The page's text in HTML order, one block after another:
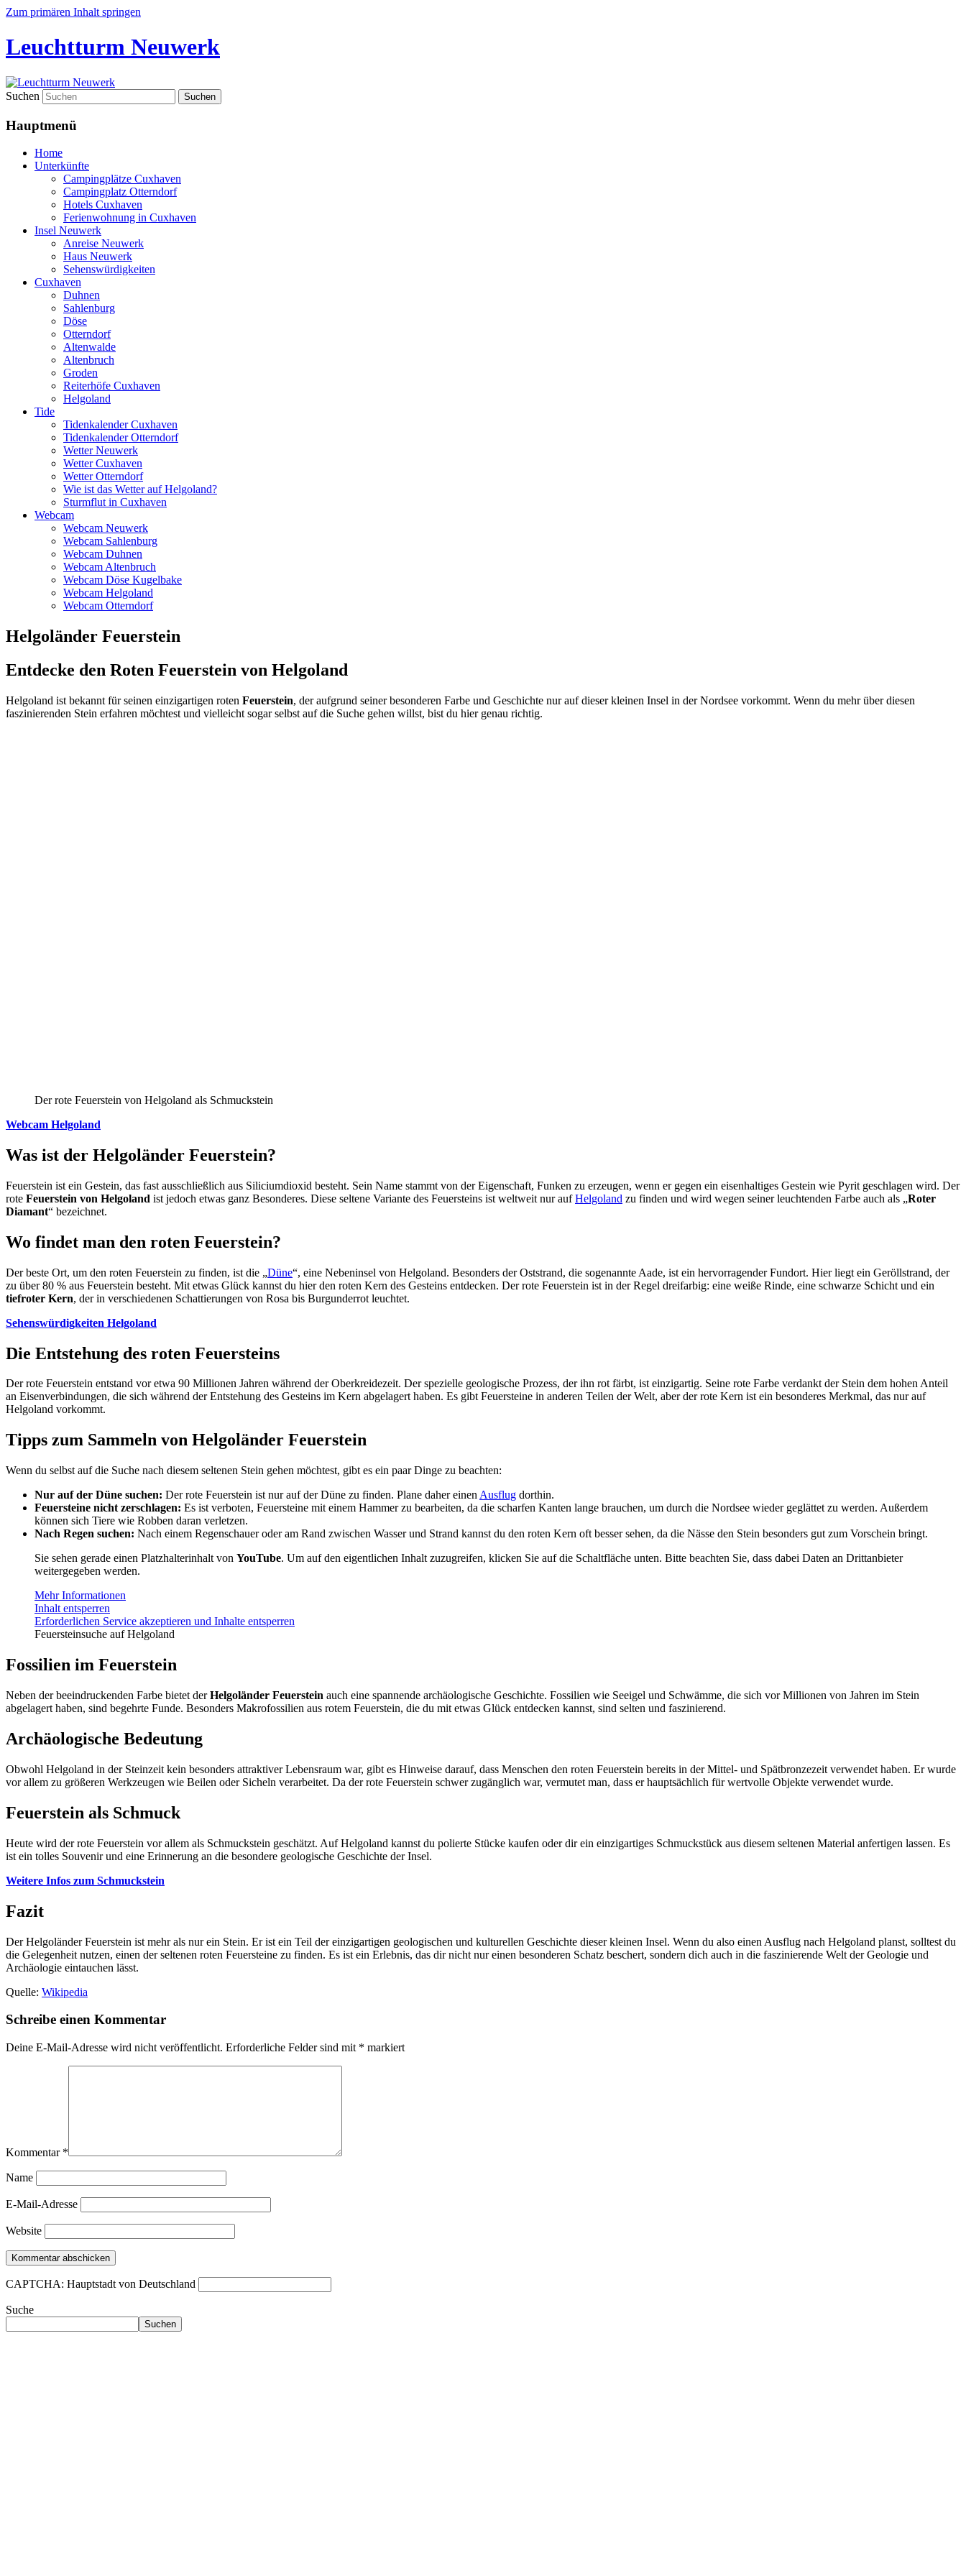
Zum primären Inhalt springen
Leuchtturm Neuwerk
Suchen
Hauptmenü
Home
Unterkünfte
Campingplätze Cuxhaven
Campingplatz Otterndorf
Hotels Cuxhaven
Ferienwohnung in Cuxhaven
Insel Neuwerk
Anreise Neuwerk
Haus Neuwerk
Sehenswürdigkeiten
Cuxhaven
Duhnen
Sahlenburg
Döse
Otterndorf
Altenwalde
Altenbruch
Groden
Reiterhöfe Cuxhaven
Helgoland
Tide
Tidenkalender Cuxhaven
Tidenkalender Otterndorf
Wetter Neuwerk
Wetter Cuxhaven
Wetter Otterndorf
Wie ist das Wetter auf Helgoland?
Sturmflut in Cuxhaven
Webcam
Webcam Neuwerk
Webcam Sahlenburg
Webcam Duhnen
Webcam Altenbruch
Webcam Döse Kugelbake
Webcam Helgoland
Webcam Otterndorf
Helgoländer Feuerstein
Entdecke den Roten Feuerstein von Helgoland
Helgoland ist bekannt für seinen einzigartigen roten Feuerstein, der aufgrund seiner besonderen Farbe und Geschichte nur auf dieser kleinen Insel in der Nordsee vorkommt. Wenn du mehr über diesen
faszinierenden Stein erfahren möchtest und vielleicht sogar selbst auf die Suche gehen willst, bist du hier genau richtig.
Der rote Feuerstein von Helgoland als Schmuckstein
Webcam Helgoland
Was ist der Helgoländer Feuerstein?
Feuerstein ist ein Gestein, das fast ausschließlich aus Siliciumdioxid besteht. Sein Name stammt von der Eigenschaft, Funken zu erzeugen, wenn er gegen ein eisenhaltiges Gestein wie Pyrit geschlagen wird. Der
rote Feuerstein von Helgoland ist jedoch etwas ganz Besonderes. Diese seltene Variante des Feuersteins ist weltweit nur aufHelgoland zu finden und wird wegen seiner leuchtenden Farbe auch als „Roter
Diamant“ bezeichnet.
Wo findet man den roten Feuerstein?
Der beste Ort, um den roten Feuerstein zu finden, ist die „Düne“, eine Nebeninsel von Helgoland. Besonders der Oststrand, die sogenannte Aade, ist ein hervorragender Fundort. Hier liegt ein Geröllstrand, der
zu über 80 % aus Feuerstein besteht. Mit etwas Glück kannst du hier den roten Kern des Gesteins entdecken. Der rote Feuerstein ist in der Regel dreifarbig: eine weiße Rinde, eine schwarze Schicht und ein
tiefroter Kern, der in verschiedenen Schattierungen von Rosa bis Burgunderrot leuchtet.
Sehenswürdigkeiten Helgoland
Die Entstehung des roten Feuersteins
Der rote Feuerstein entstand vor etwa 90 Millionen Jahren während der Oberkreidezeit. Der spezielle geologische Prozess, der ihn rot färbt, ist einzigartig. Seine rote Farbe verdankt der Stein dem hohen Anteil
an Eisenverbindungen, die sich während der Entstehung des Gesteins im Kern abgelagert haben. Es gibt Feuersteine in anderen Teilen der Welt, aber der rote Kern ist ein besonderes Merkmal, das nur auf
Helgoland vorkommt.
Tipps zum Sammeln von Helgoländer Feuerstein
Wenn du selbst auf die Suche nach diesem seltenen Stein gehen möchtest, gibt es ein paar Dinge zu beachten:
Nur auf der Düne suchen: Der rote Feuerstein ist nur auf der Düne zu finden. Plane daher einen Ausflug dorthin.
Feuersteine nicht zerschlagen: Es ist verboten, Feuersteine mit einem Hammer zu bearbeiten, da die scharfen Kanten lange brauchen, um durch die Nordsee wieder geglättet zu werden. Außerdem
können sich Tiere wie Robben daran verletzen.
Nach Regen suchen: Nach einem Regenschauer oder am Rand zwischen Wasser und Strand kannst du den roten Kern oft besser sehen, da die Nässe den Stein besonders gut zum Vorschein bringt.
Sie sehen gerade einen Platzhalterinhalt von YouTube. Um auf den eigentlichen Inhalt zuzugreifen, klicken Sie auf die Schaltfläche unten. Bitte beachten Sie, dass dabei Daten an Drittanbieter
weitergegeben werden.
Mehr Informationen
Inhalt entsperren
Erforderlichen Service akzeptieren und Inhalte entsperren
Feuersteinsuche auf Helgoland
Fossilien im Feuerstein
Neben der beeindruckenden Farbe bietet derHelgoländer Feuerstein auch eine spannende archäologische Geschichte. Fossilien wie Seeigel und Schwämme, die sich vor Millionen von Jahren im Stein
abgelagert haben, sind begehrte Funde. Besonders Makrofossilien aus rotem Feuerstein, die du mit etwas Glück entdecken kannst, sind selten und faszinierend.
Archäologische Bedeutung
Obwohl Helgoland in der Steinzeit kein besonders attraktiver Lebensraum war, gibt es Hinweise darauf, dass Menschen den roten Feuerstein bereits in der Mittel- und Spätbronzezeit verwendet haben. Er wurde
vor allem zu größeren Werkzeugen wie Beilen oder Sicheln verarbeitet. Da der rote Feuerstein schwer zugänglich war, vermutet man, dass er hauptsächlich für wertvolle Objekte verwendet wurde.
Feuerstein als Schmuck
Heute wird der rote Feuerstein vor allem als Schmuckstein geschätzt. Auf Helgoland kannst du polierte Stücke kaufen oder dir ein einzigartiges Schmuckstück aus diesem seltenen Material anfertigen lassen. Es
ist ein tolles Souvenir und eine Erinnerung an die besondere geologische Geschichte der Insel.
Weitere Infos zum Schmuckstein
Fazit
Der Helgoländer Feuerstein ist mehr als nur ein Stein. Er ist ein Teil der einzigartigen geologischen und kulturellen Geschichte dieser kleinen Insel. Wenn du also einen Ausflug nach Helgoland planst, solltest du
die Gelegenheit nutzen, einen der seltenen roten Feuersteine zu finden. Es ist ein Erlebnis, das dir nicht nur einen besonderen Schatz beschert, sondern dich auch in die faszinierende Welt der Geologie und
Archäologie eintauchen lässt.
Quelle: Wikipedia
Schreibe einen Kommentar
Deine E-Mail-Adresse wird nicht veröffentlicht. Erforderliche Felder sind mit * markiert
Kommentar *
Name
E-Mail-Adresse
Website
CAPTCHA: Hauptstadt von Deutschland
Suche
Suchen